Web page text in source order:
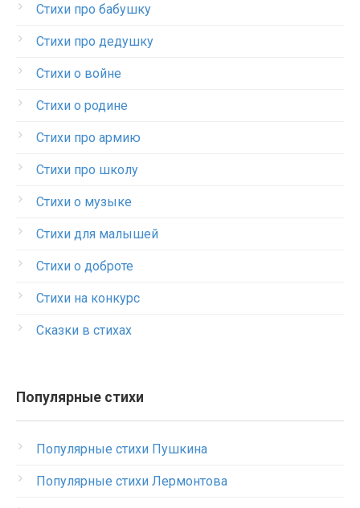
Стихи про бабушку
Стихи про дедушку
Стихи о войне
Стихи о родине
Стихи про армию
Стихи про школу
Стихи о музыке
Стихи для малышей
Стихи о доброте
Стихи на конкурс
Сказки в стихах
Популярные стихи
Популярные стихи Пушкина
Популярные стихи Лермонтова